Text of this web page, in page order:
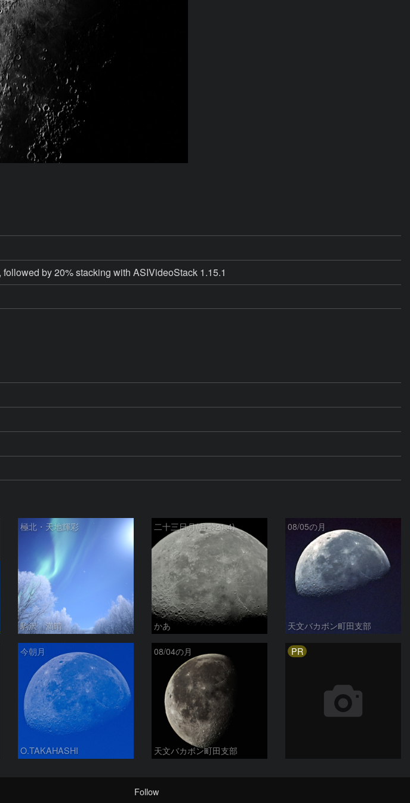
by 20% stacking with ASIVideoStack 1.15.1
極北・天地輝彩
駒沢 満晴
二十三日月(月齢21.4)
かあ
08/05の月
天文バカボン町田支部
今朝月
O.TAKAHASHI
08/04の月
天文バカボン町田支部
PR
Follow